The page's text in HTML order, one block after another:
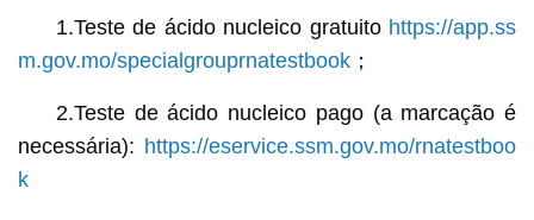
1.Teste de ácido nucleico gratuito https://app.ss
m.gov.mo/specialgrouprnatestbook；
2.Teste de ácido nucleico pago (a marcação é
necessária): https://eservice.ssm.gov.mo/rnatestboo
k